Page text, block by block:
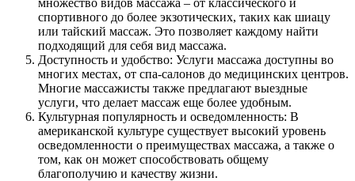
спортивного до более экзотических, таких как шиацу
или тайский массаж. Это позволяет каждому найти
подходящий для себя вид массажа.
Доступность и удобство: Услуги массажа доступны во
многих местах, от спа-салонов до медицинских центров.
Многие массажисты также предлагают выездные
услуги, что делает массаж еще более удобным.
Культурная популярность и осведомленность: В
американской культуре существует высокий уровень
осведомленности о преимуществах массажа, а также о
том, как он может способствовать общему
благополучию и качеству жизни.